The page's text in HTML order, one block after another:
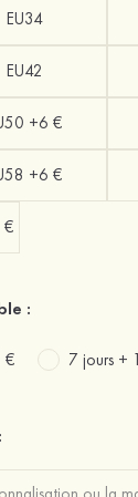
EU34
EU42
+6 €
+6 €
€
:
€ 7 jours +